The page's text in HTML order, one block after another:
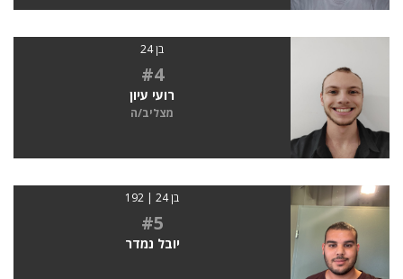
בן 24
#4
רועי עיון
מצליב/ה
בן 24 | 192
#5
יובל נמדר